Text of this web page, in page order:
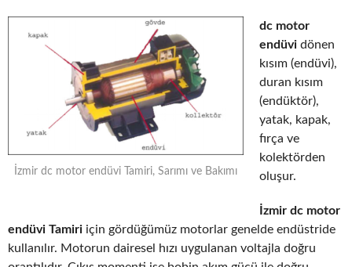
İzmir dc motor endüvi Tamiri, Sarımı ve Bakımı
dc motor
endüvi dönen
kısım (endüvi),
duran kısım
(endüktör),
yatak, kapak,
fırça ve
kolektörden
oluşur.
İzmir dc motor
endüvi Tamiri için gördüğümüz motorlar genelde endüstride
kullanılır. Motorun dairesel hızı uygulanan voltajla doğru